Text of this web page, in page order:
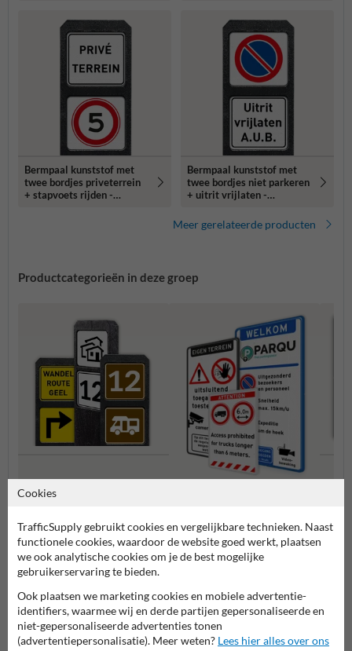
Bermpaal kunststof met
twee bordjes priveterrein
+ stapvoets rijden -
Bermpaal kunststof met
twee bordjes niet parkeren
+ uitrit vrijlaten -
Meer gerelateerde producten
Productcategorieën in deze groep
informatiebordjes
Eigen terrein borden
Cookies
TrafficSupply gebruikt cookies en vergelijkbare technieken. Naast
functionele cookies, waardoor de website goed werkt, plaatsen
we ook analytische cookies om je de best mogelijke
gebruikerservaring te bieden.
Ook plaatsen we marketing cookies en mobiele advertentie-
identifiers, waarmee wij en derde partijen gepersonaliseerde en
niet-gepersonaliseerde advertenties tonen
(advertentiepersonalisatie). Meer weten? Lees hier alles over ons